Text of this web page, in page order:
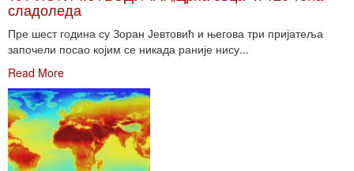
сладоледа
Пре шест година су Зоран Јевтовић и његова три пријатеља
започели посао којим се никада раније нису...
Read More